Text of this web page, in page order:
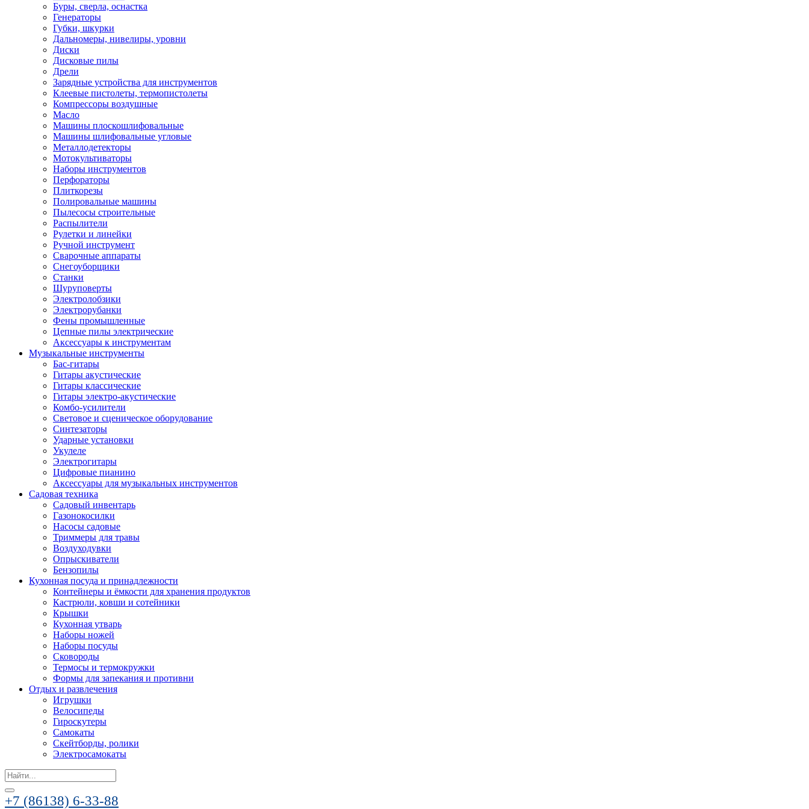
Буры, сверла, оснастка
Генераторы
Губки, шкурки
Дальномеры, нивелиры, уровни
Диски
Дисковые пилы
Дрели
Зарядные устройства для инструментов
Клеевые пистолеты, термопистолеты
Компрессоры воздушные
Масло
Машины плоскошлифовальные
Машины шлифовальные угловые
Металлодетекторы
Мотокультиваторы
Наборы инструментов
Перфораторы
Плиткорезы
Полировальные машины
Пылесосы строительные
Распылители
Рулетки и линейки
Ручной инструмент
Сварочные аппараты
Снегоуборщики
Станки
Шуруповерты
Электролобзики
Электрорубанки
Фены промышленные
Цепные пилы электрические
Аксессуары к инструментам
Музыкальные инструменты
Бас-гитары
Гитары акустические
Гитары классические
Гитары электро-акустические
Комбо-усилители
Световое и сценическое оборудование
Синтезаторы
Ударные установки
Укулеле
Электрогитары
Цифровые пианино
Аксессуары для музыкальных инструментов
Садовая техника
Садовый инвентарь
Газонокосилки
Насосы садовые
Триммеры для травы
Воздуходувки
Опрыскиватели
Бензопилы
Кухонная посуда и принадлежности
Контейнеры и ёмкости для хранения продуктов
Кастрюли, ковши и сотейники
Крышки
Кухонная утварь
Наборы ножей
Наборы посуды
Сковороды
Термосы и термокружки
Формы для запекания и противни
Отдых и развлечения
Игрушки
Велосипеды
Гироскутеры
Самокаты
Скейтборды, ролики
Электросамокаты
Search
for:
+7 (86138) 6-33-88